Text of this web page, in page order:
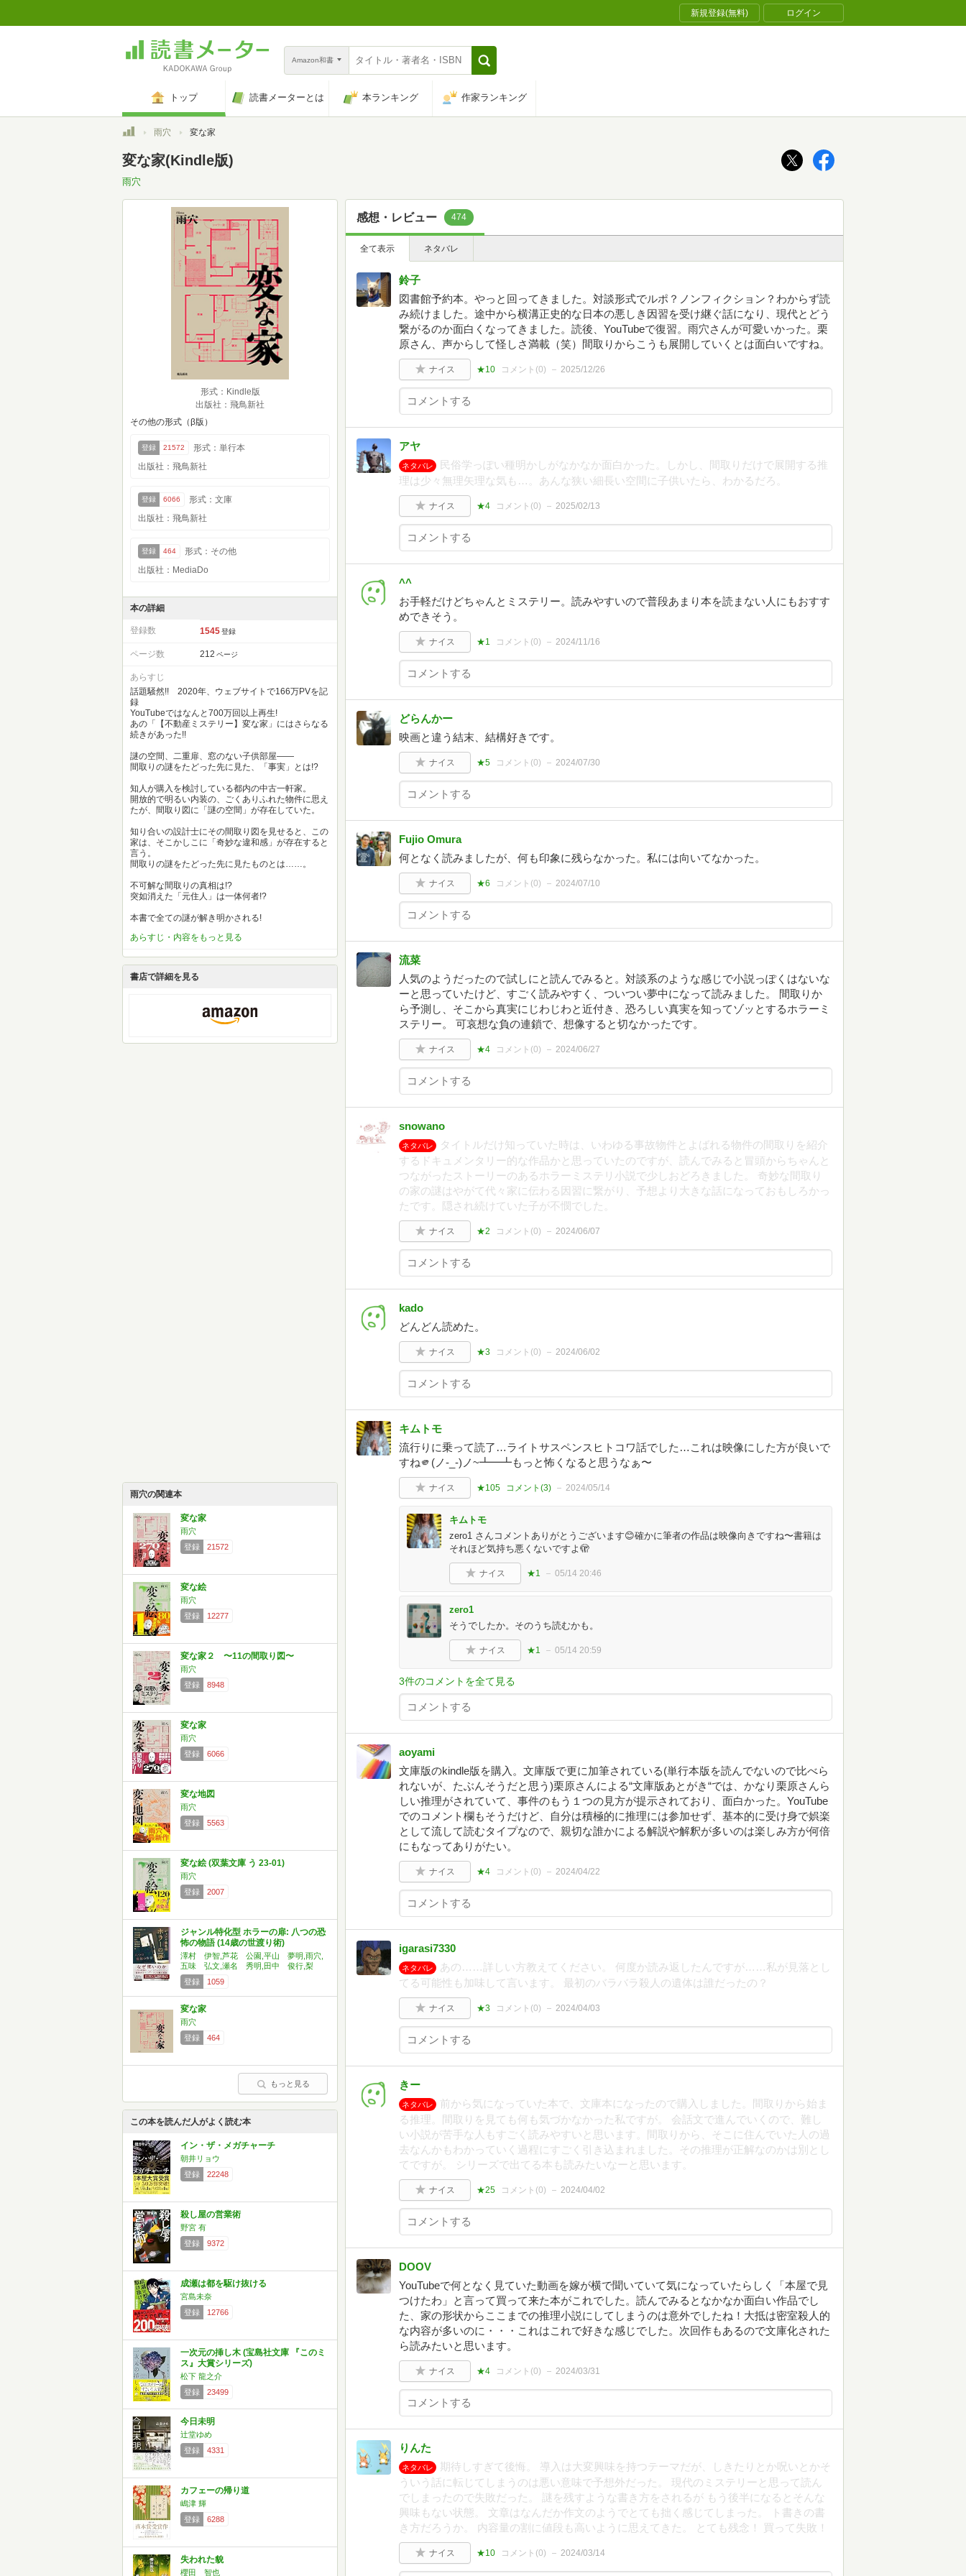
新規登録(無料) ログイン
Amazon和書
トップ 読書メーターとは 本ランキング 作家ランキング
トップ雨穴 変な家
変な家(Kindle版)
雨穴
形式：Kindle版
出版社：飛鳥新社
その他の形式（β版）
登録 21572
形式：単行本
出版社：飛鳥新社
登録 6066
形式：文庫
出版社：飛鳥新社
登録 464
形式：その他
出版社：MediaDo
本の詳細
登録数 1545 登録
ページ数 212 ページ
あらすじ
話題騒然!! 2020年、ウェブサイトで166万PVを記
録
YouTubeではなんと700万回以上再生!
あの「【不動産ミステリー】変な家」にはさらなる
続きがあった!!
謎の空間、二重扉、窓のない子供部屋——
間取りの謎をたどった先に見た、「事実」とは!?
知人が購入を検討している都内の中古一軒家。
開放的で明るい内装の、ごくありふれた物件に思え
たが、間取り図に「謎の空間」が存在していた。
知り合いの設計士にその間取り図を見せると、この
家は、そこかしこに「奇妙な違和感」が存在すると
言う。
間取りの謎をたどった先に見たものとは……。
不可解な間取りの真相は!?
突如消えた「元住人」は一体何者!?
本書で全ての謎が解き明かされる!
あらすじ・内容をもっと見る
書店で詳細を見る
雨穴の関連本
変な家
雨穴
登録
21572
変な絵
雨穴
登録
12277
変な家２ 〜11の間取り図〜
雨穴
登録
8948
変な家
雨穴
登録
6066
変な地図
雨穴
登録
5563
変な絵 (双葉文庫 う 23-01)
雨穴
登録
2007
ジャンル特化型 ホラーの扉: 八つの恐
怖の物語 (14歳の世渡り術)
澤村 伊智,芦花 公園,平山 夢明,雨穴,
五味 弘文,瀬名 秀明,田中 俊行,梨
登録
1059
変な家
雨穴
登録
464
もっと見る
この本を読んだ人がよく読む本
イン・ザ・メガチャーチ
朝井リョウ
登録
22248
殺し屋の営業術
野宮 有
登録
9372
成瀬は都を駆け抜ける
宮島未奈
登録
12766
一次元の挿し木 (宝島社文庫 『このミ
ス』大賞シリーズ)
松下 龍之介
登録
23499
今日未明
辻堂ゆめ
登録
4331
カフェーの帰り道
嶋津 輝
登録
6288
失われた貌
櫻田 智也
感想・レビュー 474
全て表示 ネタバレ
鈴子
図書館予約本。やっと回ってきました。対談形式でルポ？ノンフィクション？わからず読
み続けました。途中から横溝正史的な日本の悪しき因習を受け継ぐ話になり、現代とどう
繋がるのか面白くなってきました。読後、YouTubeで復習。雨穴さんが可愛いかった。栗
原さん、声からして怪しさ満載（笑）間取りからこうも展開していくとは面白いですね。
ナイス ★10 コメント(0) 2025/12/26
アヤ
ネタバレ
民俗学っぽい種明かしがなかなか面白かった。しかし、間取りだけで展開する推
理は少々無理矢理な気も…。あんな狭い細長い空間に子供いたら、わかるだろ。
ナイス ★4 コメント(0) 2025/02/13
^^
お手軽だけどちゃんとミステリー。読みやすいので普段あまり本を読まない人にもおすす
めできそう。
ナイス ★1 コメント(0) 2024/11/16
どらんかー
映画と違う結末、結構好きです。
ナイス ★5 コメント(0) 2024/07/30
Fujio Omura
何となく読みましたが、何も印象に残らなかった。私には向いてなかった。
ナイス ★6 コメント(0) 2024/07/10
流菜
人気のようだったので試しにと読んでみると。対談系のような感じで小説っぽくはないな
ーと思っていたけど、すごく読みやすく、ついつい夢中になって読みました。 間取りか
ら予測し、そこから真実にじわじわと近付き、恐ろしい真実を知ってゾッとするホラーミ
ステリー。 可哀想な負の連鎖で、想像すると切なかったです。
ナイス ★4 コメント(0) 2024/06/27
snowano
ネタバレ
タイトルだけ知っていた時は、いわゆる事故物件とよばれる物件の間取りを紹介
するドキュメンタリー的な作品かと思っていたのですが、読んでみると冒頭からちゃんと
つながったストーリーのあるホラーミステリ小説で少しおどろきました。 奇妙な間取り
の家の謎はやがて代々家に伝わる因習に繋がり、予想より大きな話になっておもしろかっ
たです。隠され続けていた子が不憫でした。
ナイス ★2 コメント(0) 2024/06/07
kado
どんどん読めた。
ナイス ★3 コメント(0) 2024/06/02
キムトモ
流行りに乗って読了…ライトサスペンスヒトコワ話でした…これは映像にした方が良いで
すね🫵(ノ-_-)ノ~┻━┻もっと怖くなると思うなぁ〜
ナイス ★105 コメント(3) 2024/05/14
キムトモ
zero1 さんコメントありがとうございます😊確かに筆者の作品は映像向きですね〜書籍は
それほど気持ち悪くないですよ🫣
ナイス ★1 05/14 20:46
zero1
そうでしたか。そのうち読むかも。
ナイス ★1 05/14 20:59
3件のコメントを全て見る
aoyami
文庫版のkindle版を購入。文庫版で更に加筆されている(単行本版を読んでないので比べら
れないが、たぶんそうだと思う)栗原さんによる“文庫版あとがき“では、かなり栗原さんら
しい推理がされていて、事件のもう１つの見方が提示されており、面白かった。YouTube
でのコメント欄もそうだけど、自分は積極的に推理には参加せず、基本的に受け身で娯楽
として流して読むタイプなので、親切な誰かによる解説や解釈が多いのは楽しみ方が何倍
にもなってありがたい。
ナイス ★4 コメント(0) 2024/04/22
igarasi7330
ネタバレ
あの……詳しい方教えてください。 何度か読み返したんですが……私が見落とし
てる可能性も加味して言います。 最初のバラバラ殺人の遺体は誰だったの？
ナイス ★3 コメント(0) 2024/04/03
きー
ネタバレ
前から気になっていた本で、文庫本になったので購入しました。間取りから始ま
る推理。間取りを見ても何も気づかなかった私ですが。 会話文で進んでいくので、難し
い小説が苦手な人もすごく読みやすいと思います。間取りから、そこに住んでいた人の過
去なんかもわかっていく過程にすごく引き込まれました。その推理が正解なのかは別とし
てですが。 シリーズで出てる本も読みたいなーと思います。
ナイス ★25 コメント(0) 2024/04/02
DOOV
YouTubeで何となく見ていた動画を嫁が横で聞いていて気になっていたらしく「本屋で見
つけたわ」と言って買って来た本がこれでした。読んでみるとなかなか面白い作品でし
た、家の形状からここまでの推理小説にしてしまうのは意外でしたね！大抵は密室殺人的
な内容が多いのに・・・これはこれで好きな感じでした。次回作もあるので文庫化された
ら読みたいと思います。
ナイス ★4 コメント(0) 2024/03/31
りんた
ネタバレ
期待しすぎて後悔。 導入は大変興味を持つテーマだが、しきたりとか呪いとかそ
ういう話に転じてしまうのは悪い意味で予想外だった。 現代のミステリーと思って読ん
でしまったので失敗だった。 謎を残すような書き方をされるが もう後半になるとそんな
興味もない状態。 文章はなんだか作文のようでとても拙く感じてしまった。 ト書きの書
き方だろうか。 内容量の割に値段も高いように思えてきた。 とても残念！ 買って失敗！
ナイス ★10 コメント(0) 2024/03/14